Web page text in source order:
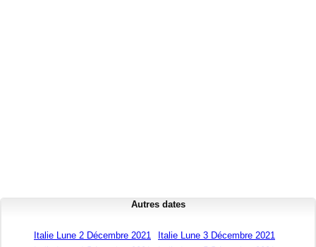
Autres dates
Italie Lune 2 Décembre 2021
Italie Lune 3 Décembre 2021